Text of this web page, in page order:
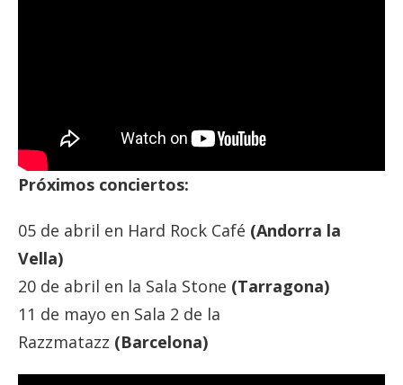
Próximos conciertos:
05 de abril en Hard Rock Café (Andorra la
Vella)
20 de abril en la Sala Stone (Tarragona)
11 de mayo en Sala 2 de la
Razzmatazz (Barcelona)